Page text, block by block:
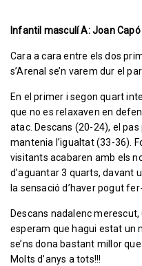
Infantil masculí A: Joan
Cara a cara entre els dos
s’Arenal se’n varem dur el
En el primer i segon quart
que no es relaxaven en
atac. Descans (20-24), el
mantenia l’igualtat (33-36).
visitants acabaren amb els
d’aguantar 3 quarts, davant
la sensació d’haver pogut
Descans nadalenc
esperam que hagui estat un
se’ns dona bastant millor
Molts d’anys a tots!!!